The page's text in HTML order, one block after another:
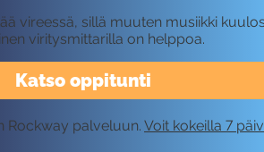
Katso oppitunti
vireessä, sillä muuten musiikki
viritysmittarilla on helppoa.
Rockway palveluun. Voit kokeilla 7